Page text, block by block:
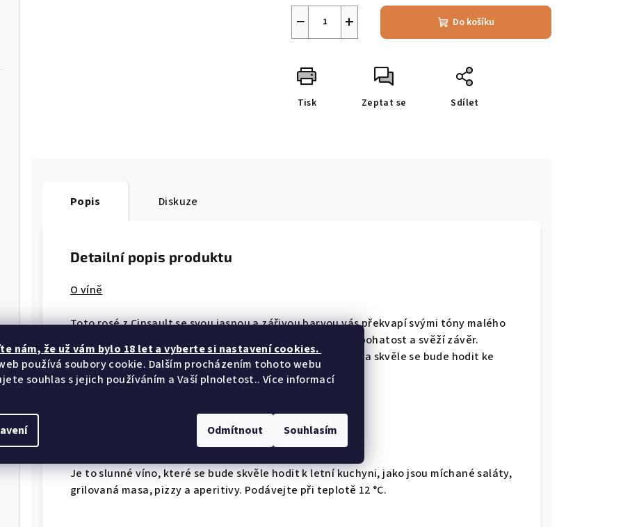
nám​​, že už vám bylo 18 let a vyberte si nastavení cookies.
používá soubory cookie. Dalším procházením tohoto webu
souhlas s jejich používáním a Vaší plnoletost.. Více informací
Odmítnout Souhlasím
+
− Do košíku
Tisk Zeptat se Sdílet
Popis Diskuze
Detailní popis produktu
O víně
Toto rosé z Cinsault se svou jasnou a zářivou barvou vás překvapí svými tóny malého
čerstvého červeného ovoce a chutí spojující nádhernou bohatost a svěží závěr.
PÁROVÁNÍ VÍNAToto víno se bude skvěle hodit k aperitivu a skvěle se bude hodit ke
všem vašim grilovaným pokrmům, salátům a tapas.
Je to slunné víno, které se bude skvěle hodit k letní kuchyni, jako jsou míchané saláty,
grilovaná masa, pizzy a aperitivy. Podávejte při teplotě 12 °C.